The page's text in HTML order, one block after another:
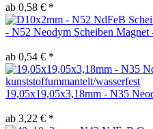
ab 0,58 € *
- N52 Neodym Scheiben
ab 0,54 € *
19,05x19,05x3,18mm - N35
ab 3,22 € *